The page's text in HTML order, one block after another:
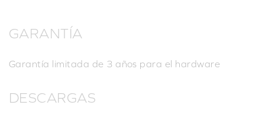
GARANTÍA
Garantía limitada de 3 años para el hardware
DESCARGAS